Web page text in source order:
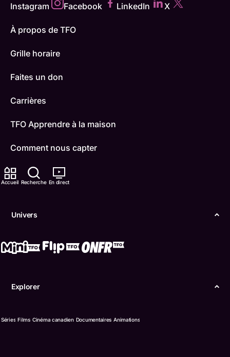
Accueil Recherche En direct
Univers
Explorer
Séries Films Cinéma canadien Documentaires Animations
Instagram Facebook LinkedIn X
À propos de TFO
Grille horaire
Faites un don
Carrières
TFO Apprendre à la maison
Comment nous capter
Contactez-nous
IDÉLLO
Boukili
Accessibilité